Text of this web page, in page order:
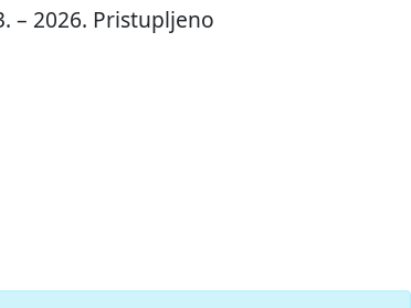
– 2026. Pristupljeno